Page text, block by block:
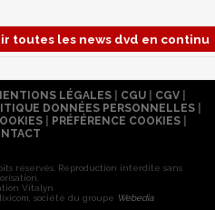
toutes les news dvd en continu
LÉGALES| CGU| CGV|
DONNÉES PERSONNELLES
PRÉFÉRENCE COOKIES
réservés. Reproduction interdite sans
Vitalyn
société du groupe Webedia.